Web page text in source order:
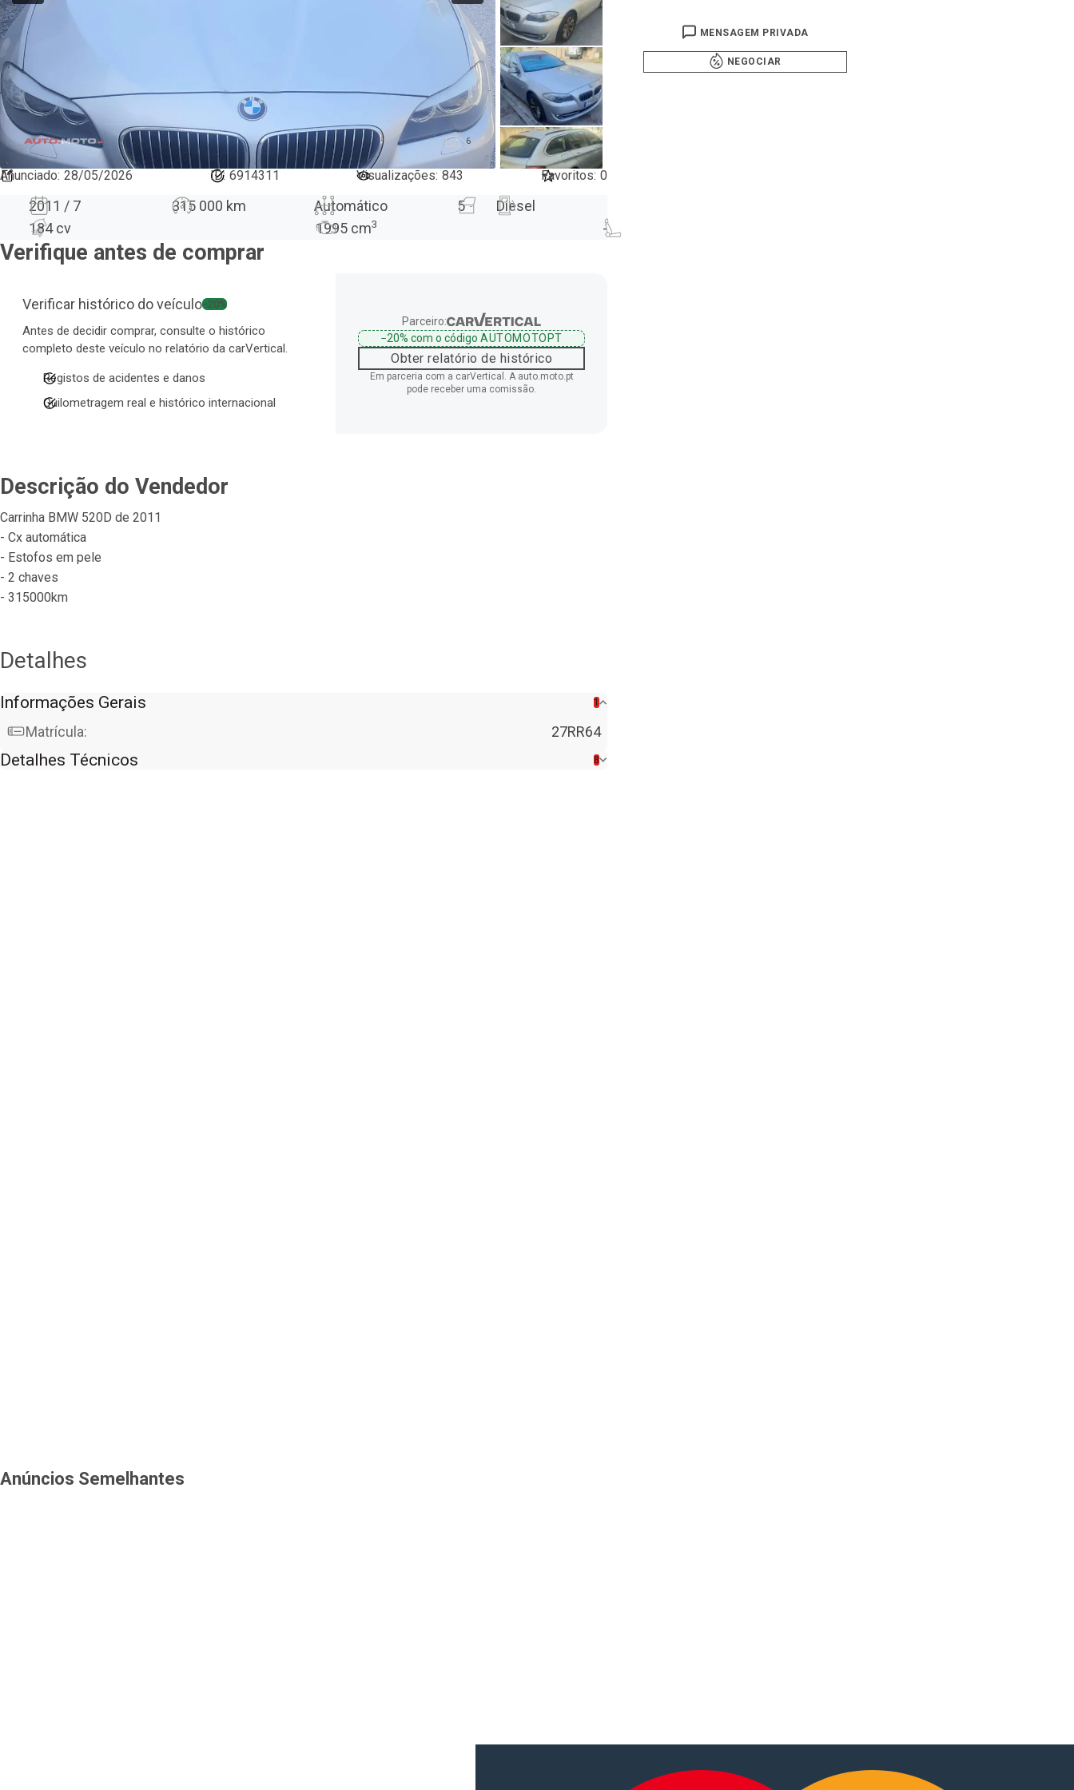
6
Anunciado: 28/05/2026 ID: 6914311 Visualizações: 843 Favoritos: 0
2011 / 7 315 000 km Automático 5
Diesel
184 cv
1995 cm3 -
Verifique antes de comprar
Verificar histórico do veículo−20%
Antes de decidir comprar, consulte o histórico
completo deste veículo no relatório da carVertical.
Registos de acidentes e danos
Quilometragem real e histórico internacional
Parceiro:
−20%com o código AUTOMOTOPT
Obter relatório de histórico
Em parceria com a carVertical. A auto.moto.pt
pode receber uma comissão.
Descrição do Vendedor
Carrinha BMW 520D de 2011
- Cx automática
- Estofos em pele
- 2 chaves
- 315000km
Detalhes
Informações Gerais 1
Matrícula: 27RR64
Detalhes Técnicos 8
MENSAGEM PRIVADA
NEGOCIAR
Anúncios Semelhantes